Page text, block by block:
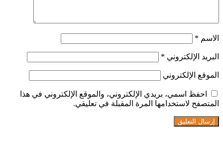
الاسم *
البريد الإلكتروني *
الموقع الإلكتروني
احفظ اسمي، بريدي الإلكتروني، والموقع الإلكتروني في هذا
المتصفح لاستخدامها المرة المقبلة في تعليقي.